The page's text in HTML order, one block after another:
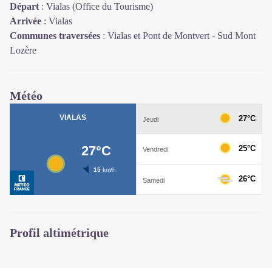
Départ : Vialas (Office du Tourisme)
Arrivée : Vialas
Communes traversées : Vialas et Pont de Montvert - Sud Mont
Lozère
Météo
Profil altimétrique